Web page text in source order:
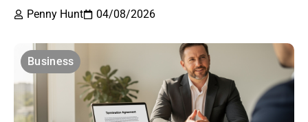
Penny Hunt
04/08/2026
Business